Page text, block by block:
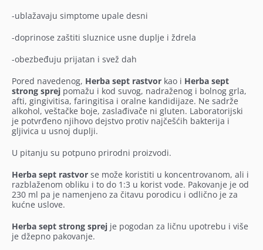
-ublažavaju simptome upale desni
-doprinose zaštiti sluznice usne duplje i ždrela
-obezbeđuju prijatan i svež dah
Pored navedenog, Herba sept rastvor kao i Herba sept
strong sprej pomažu i kod suvog, nadraženog i bolnog grla,
afti, gingivitisa, faringitisa i oralne kandidijaze. Ne sadrže
alkohol, veštačke boje, zaslađivače ni gluten. Laboratorijski
je potvrđeno njihovo dejstvo protiv najčešćih bakterija i
gljivica u usnoj duplji.
U pitanju su potpuno prirodni proizvodi.
Herba sept rastvor se može koristiti u koncentrovanom, ali i
razblaženom obliku i to do 1:3 u korist vode. Pakovanje je od
230 ml pa je namenjeno za čitavu porodicu i odlično je za
kućne uslove.
Herba sept strong sprej je pogodan za ličnu upotrebu i više
je džepno pakovanje.